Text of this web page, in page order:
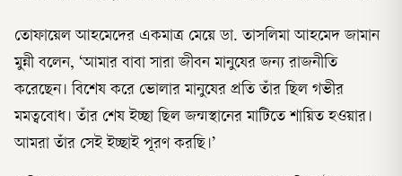
তোফায়েল আহমেদের একমাত্র মেয়ে ডা. তাসলিমা আহমেদ জামান
মুন্নী বলেন, ‘আমার বাবা সারা জীবন মানুষের জন্য রাজনীতি
করেছেন। বিশেষ করে ভোলার মানুষের প্রতি তাঁর ছিল গভীর
মমত্ববোধ। তাঁর শেষ ইচ্ছা ছিল জন্মস্থানের মাটিতে শায়িত হওয়ার।
আমরা তাঁর সেই ইচ্ছাই পূরণ করছি।’